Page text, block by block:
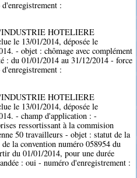
:
HOTELIERE
le 13/01/2014, déposée le
- objet : chômage avec complément
: du 01/01/2014 au 31/12/2014 - force
:
HOTELIERE
le 13/01/2014, déposée le
- champ d'application : -
ressortissant à la commision
50 travailleurs - objet : statut de la
la convention numéro 058954 du
du 01/01/2014, pour une durée
: oui - numéro d'enregistrement :